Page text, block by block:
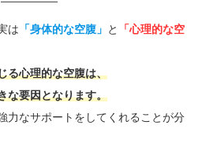
は 「身体的な空腹」 と
「心理的な空
る心理的な空腹は、
な要因となります。
力なサポートをしてくれることが分